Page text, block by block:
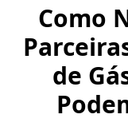
Como
de